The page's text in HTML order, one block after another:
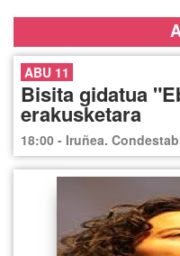
ABU 11
Bisita gidatua
erakusketara
18:00 - Iruñea.